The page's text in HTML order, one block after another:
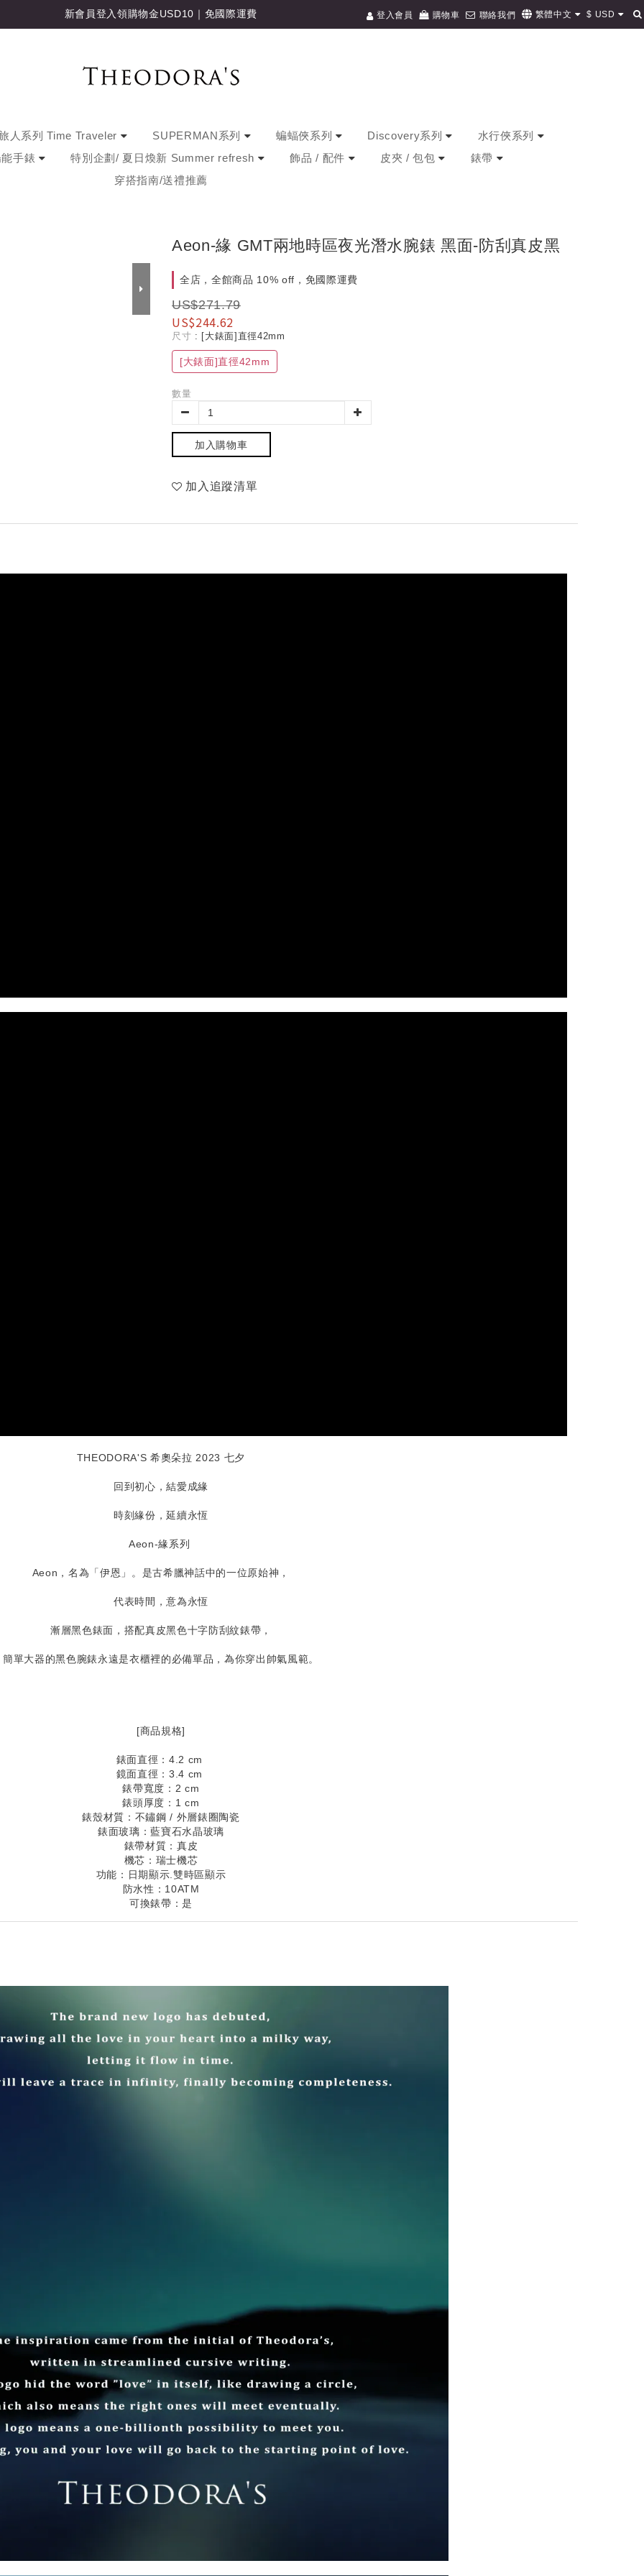
新會員登入領購物金USD10｜免國際運費 登入會員 購物車 聯絡我們 繁體中文 $ USD
人系列 Time Traveler SUPERMAN系列 蝙蝠俠系列 Discovery系列
水行俠系列
能手錶
特別企劃/ 夏日煥新 Summer refresh 飾品 / 配件 皮夾 / 包包
錶帶
穿搭指南/送禮推薦
Aeon-緣 GMT兩地時區夜光潛水腕錶 黑面-防刮真皮黑
全店，全館商品 10% off，免國際運費
US$271.79
US$244.62
尺寸 : [大錶面]直徑42mm
[大錶面]直徑42mm
數量
加入購物車
加入追蹤清單
THEODORA'S 希奧朵拉 2023 七夕
回到初心，結愛成緣
時刻緣份，延續永恆
Aeon-緣系列
Aeon，名為「伊恩」。是古希臘神話中的一位原始神，
代表時間，意為永恆
漸層黑色錶面，搭配真皮黑色十字防刮紋錶帶，
簡單大器的黑色腕錶永遠是衣櫃裡的必備單品，為你穿出帥氣風範。
[商品規格]
錶面直徑：4.2 cm
鏡面直徑：3.4 cm
錶帶寬度：2 cm
錶頭厚度：1 cm
錶殼材質：不鏽鋼 / 外層錶圈陶瓷
錶面玻璃：藍寶石水晶玻璃
錶帶材質：真皮
機芯：瑞士機芯
功能：日期顯示.雙時區顯示
防水性：10ATM
可換錶帶：是